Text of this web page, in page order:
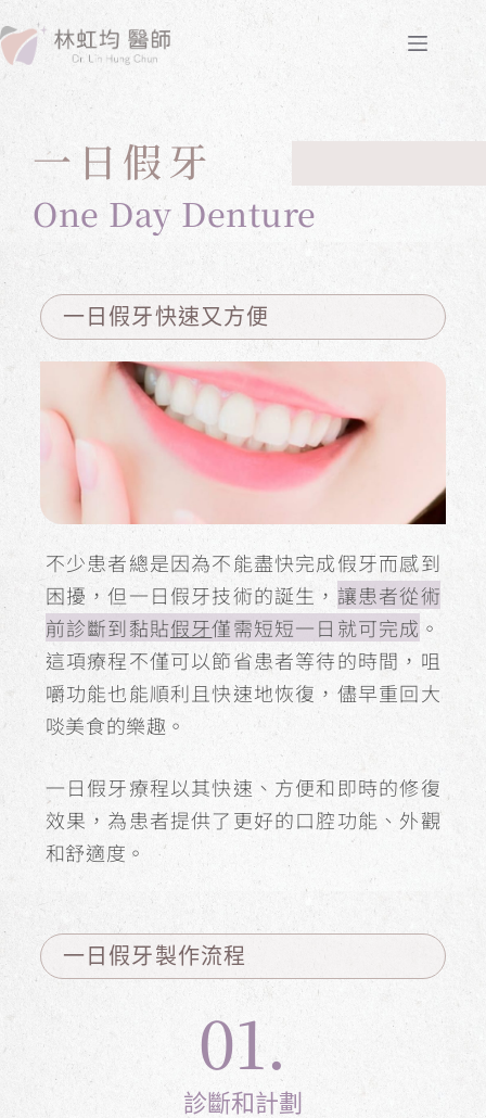
一日假牙
One Day Denture
一日假牙快速又方便
不少患者總是因為不能盡快完成假牙而感到
困擾，但一日假牙技術的誕生， 讓患者從術
前診斷到黏貼假牙僅需短短一日就可完成 。
這項療程不僅可以節省患者等待的時間，咀
嚼功能也能順利且快速地恢復，儘早重回大
啖美食的樂趣。
一日假牙療程以其快速、方便和即時的修復
效果，為患者提供了更好的口腔功能、外觀
和舒適度。
一日假牙製作流程
01.
診斷和計劃